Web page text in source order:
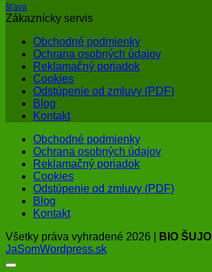
šťava
Zákaznícky servis
Obchodné podmienky
Ochrana osobných údajov
Reklamačný poriadok
Cookies
Odstúpenie od zmluvy (PDF)
Blog
Kontakt
Obchodné podmienky
Ochrana osobných údajov
Reklamačný poriadok
Cookies
Odstúpenie od zmluvy (PDF)
Blog
Kontakt
Všetky práva vyhradené 2026 |
BIO ŠUJO
JaSomWordpress.sk